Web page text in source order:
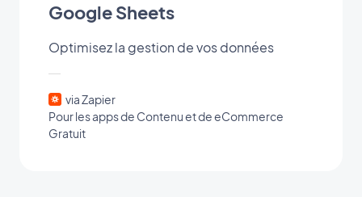
Google Sheets
Optimisez la gestion de vos données
via Zapier
Pour les apps de Contenu et de eCommerce
Gratuit